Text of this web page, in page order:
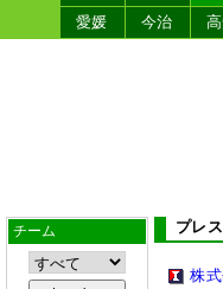
愛媛
今治
チーム プレ
株